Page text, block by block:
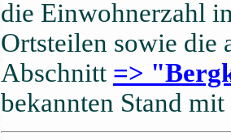
die Einwohnerzahl
Ortsteilen sowie die
Abschnitt =>
bekannten Stand